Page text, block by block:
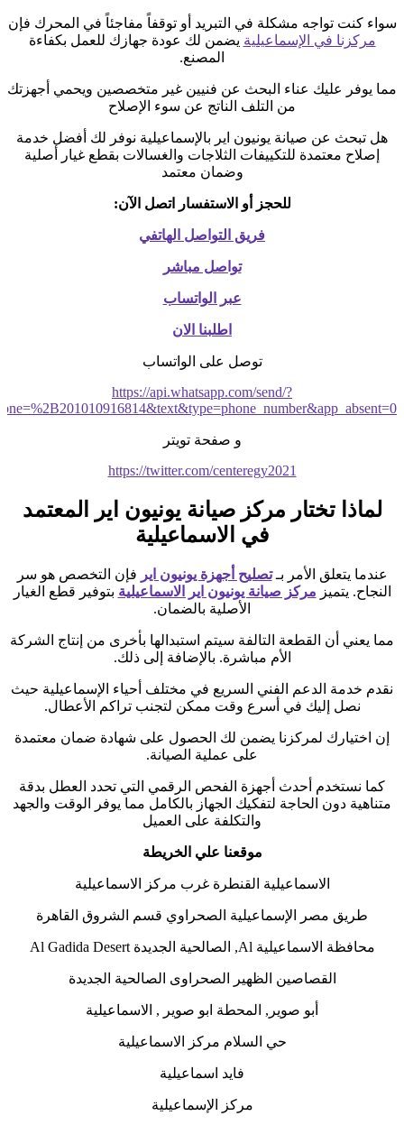
سواء كنت تواجه مشكلة في التبريد أو توقفاً مفاجئاً في المحرك فإن
مركزنا في الإسماعيلية يضمن لك عودة جهازك للعمل بكفاءة
المصنع.
مما يوفر عليك عناء البحث عن فنيين غير متخصصين ويحمي أجهزتك
من التلف الناتج عن سوء الإصلاح
هل تبحث عن صيانة يونيون اير بالإسماعيلية نوفر لك أفضل خدمة
إصلاح معتمدة للتكييفات الثلاجات والغسالات بقطع غيار أصلية
وضمان معتمد
للحجز أو الاستفسار اتصل الآن:
فريق التواصل الهاتفي
تواصل مباشر
عبر الواتساب
اطلبنا الان
توصل على الواتساب
https://api.whatsapp.com/send/?
و صفحة تويتر
https://twitter.com/centeregy2021
لماذا تختار مركز صيانة يونيون اير المعتمد
في الاسماعيلية
عندما يتعلق الأمر بـتصليح أجهزة يونيون اير فإن التخصص هو سر
النجاح. يتميز مركز صيانة يونيون اير الاسماعيلية بتوفير قطع الغيار
الأصلية بالضمان.
مما يعني أن القطعة التالفة سيتم استبدالها بأخرى من إنتاج الشركة
الأم مباشرة. بالإضافة إلى ذلك.
نقدم خدمة الدعم الفني السريع في مختلف أحياء الإسماعيلية حيث
نصل إليك في أسرع وقت ممكن لتجنب تراكم الأعطال.
إن اختيارك لمركزنا يضمن لك الحصول على شهادة ضمان معتمدة
على عملية الصيانة.
كما نستخدم أحدث أجهزة الفحص الرقمي التي تحدد العطل بدقة
متناهية دون الحاجة لتفكيك الجهاز بالكامل مما يوفر الوقت والجهد
والتكلفة على العميل
موقعنا علي الخريطة
الاسماعيلية القنطرة غرب مركز الاسماعيلية
طريق مصر الإسماعيلية الصحراوي قسم الشروق القاهرة
محافظة الاسماعيلية Al, الصالحية الجديدة Al Gadida Desert
القصاصين الظهير الصحراوى الصالحية الجديدة
أبو صوير, المحطة ابو صوير , الاسماعيلية
حي السلام مركز الاسماعيلية
فايد اسماعيلية
مركز الإسماعيلية